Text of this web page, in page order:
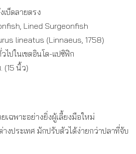
เบ็ดลายตรง
Lined Surgeonfish
lineatus (Linnaeus, 1758)
ไปในเขตอินโด-แปซิฟิก
(15 นิ้ว)
เฉพาะอย่างยิ่งผู้เลี้ยงมือใหม่
างประเทศ มักปรับตัวได้ง่ายกว่าปลาที่จับ